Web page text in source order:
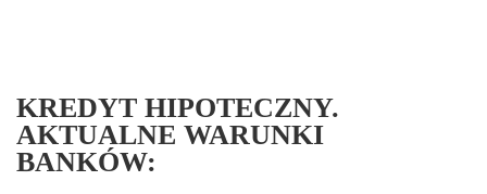
KREDYT HIPOTECZNY.
AKTUALNE WARUNKI
BANKÓW: